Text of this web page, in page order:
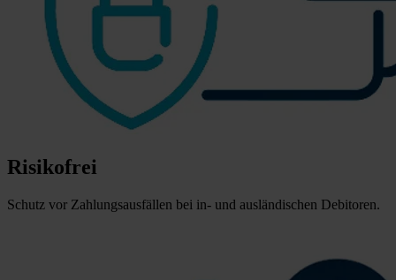
Risikofrei
Schutz vor Zahlungsausfällen bei in- und ausländischen Debitoren.